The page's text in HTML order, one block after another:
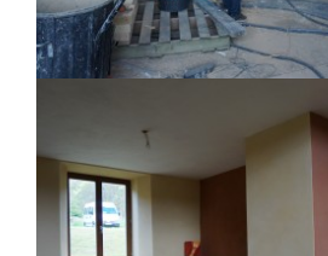
Portet 64330
La Table 73110
PDM L
Éternoz 25330